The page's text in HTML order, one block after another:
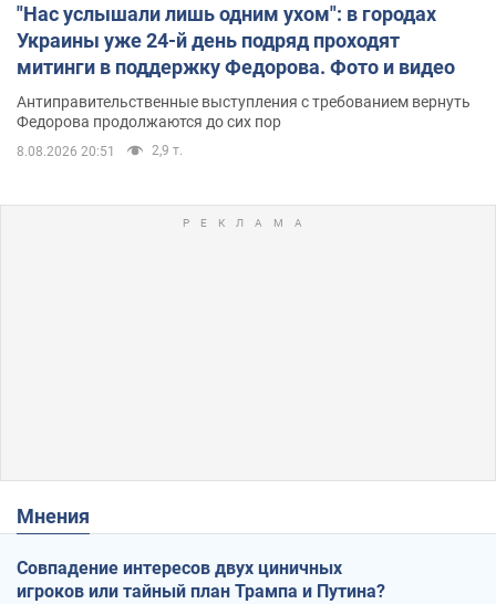
"Нас услышали лишь одним ухом": в городах
Украины уже 24-й день подряд проходят
митинги в поддержку Федорова. Фото и видео
Антиправительственные выступления с требованием вернуть
Федорова продолжаются до сих пор
8.08.2026 20:51 2,9 т.
Мнения
Совпадение интересов двух циничных
игроков или тайный план Трампа и Путина?